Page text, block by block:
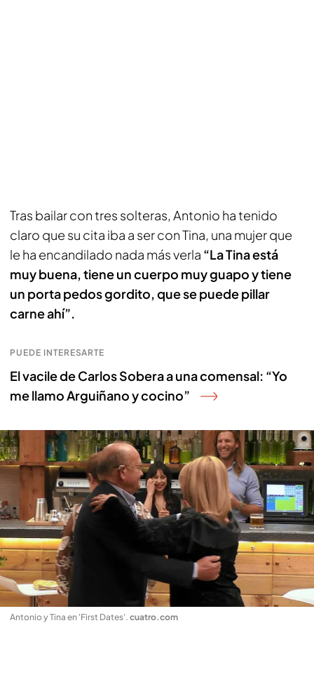
Tras bailar con tres solteras, Antonio ha tenido
claro que su cita iba a ser con Tina, una mujer que
le ha encandilado nada más verla “La Tina está
muy buena, tiene un cuerpo muy guapo y tiene
un porta pedos gordito, que se puede pillar
carne ahí”.
PUEDE INTERESARTE
El vacile de Carlos Sobera a una comensal: “Yo
me llamo Arguiñano y cocino”
Antonio y Tina en 'First Dates'. cuatro.com